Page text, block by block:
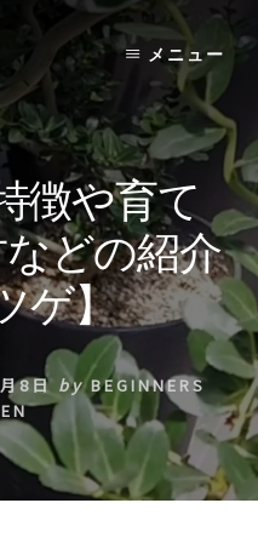
メニュー
徴や育て
どの紹介
ゲ】
8日 by BEGINNERS